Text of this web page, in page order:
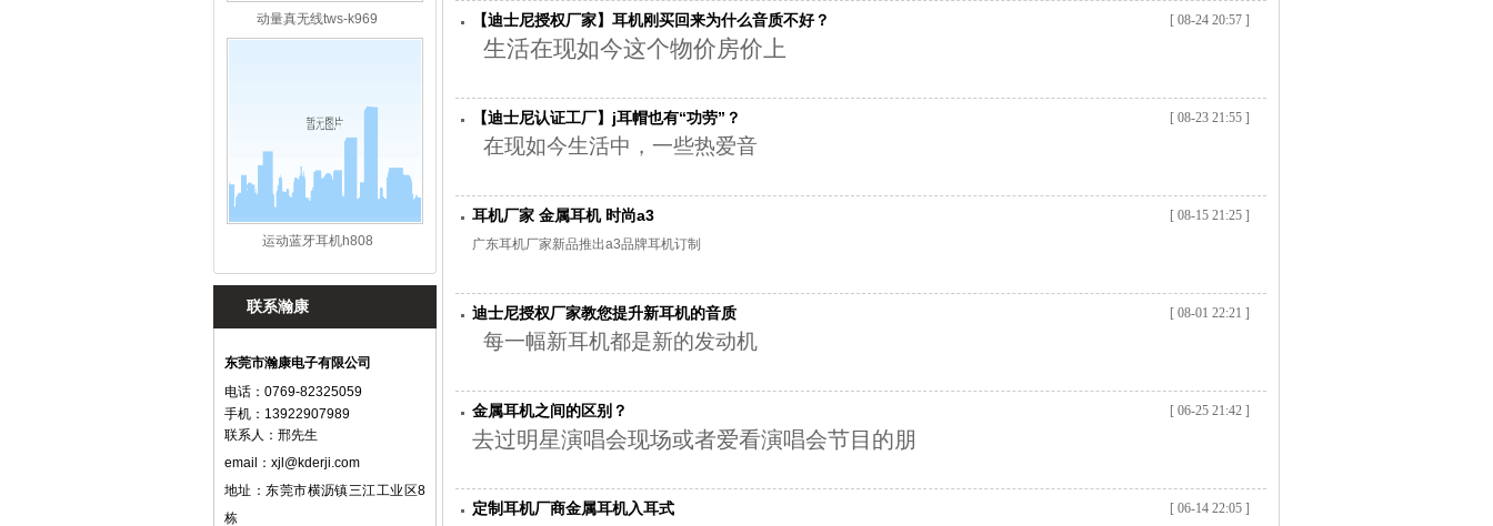
动量真无线tws-k969
运动蓝牙耳机h808
联系瀚康
东莞市瀚康电子有限公司
电话：0769-82325059
手机：13922907989
联系人：邢先生
email： xjl@kderji.com
地址：东莞市横沥镇三江工业区8
栋
[ 08-24 20:57 ]
【迪士尼授权厂家】耳机刚买回来为什么音质不好？
生活在现如今这个物价房价上
[ 08-23 21:55 ]
【迪士尼认证工厂】j耳帽也有“功劳”？
在现如今生活中，一些热爱音
[ 08-15 21:25 ]
耳机厂家 金属耳机 时尚a3
广东耳机厂家新品推出a3品牌耳机订制
[ 08-01 22:21 ]
迪士尼授权厂家教您提升新耳机的音质
每一幅新耳机都是新的发动机
[ 06-25 21:42 ]
金属耳机之间的区别？
去过明星演唱会现场或者爱看演唱会节目的朋
[ 06-14 22:05 ]
定制耳机厂商金属耳机入耳式